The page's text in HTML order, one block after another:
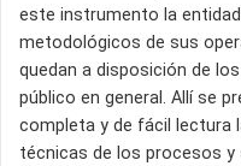
este instrumento la
metodológicos de sus
quedan a disposición de
público en general. Allí se
completa y de fácil lectura
técnicas de los procesos